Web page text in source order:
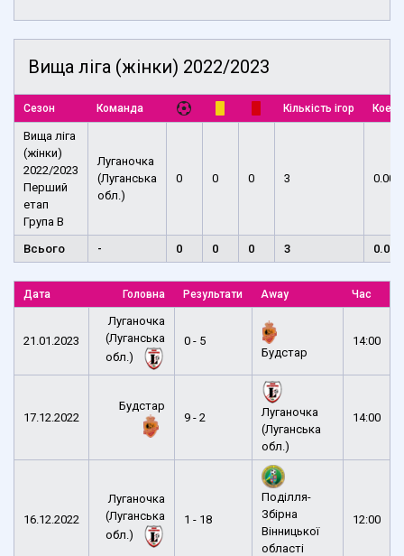
Вища ліга (жінки) 2022/2023
Сезон Команда Кількість ігор
Вища ліга
(жінки)
2022/2023
Перший
етап
Група B
Луганочка
(Луганська
обл.)
0 0 0 3 0.00
Всього - 0 0 0 3 0.00
Дата Головна Результати Away Час
21.01.2023
Луганочка
(Луганська
обл.)
0 - 5
Будстар
14:00
17.12.2022
Будстар
9 - 2
Луганочка
(Луганська
обл.)
14:00
16.12.2022
Луганочка
(Луганська
обл.)
1 - 18
Поділля-
Збірна
Вінницької
області
12:00